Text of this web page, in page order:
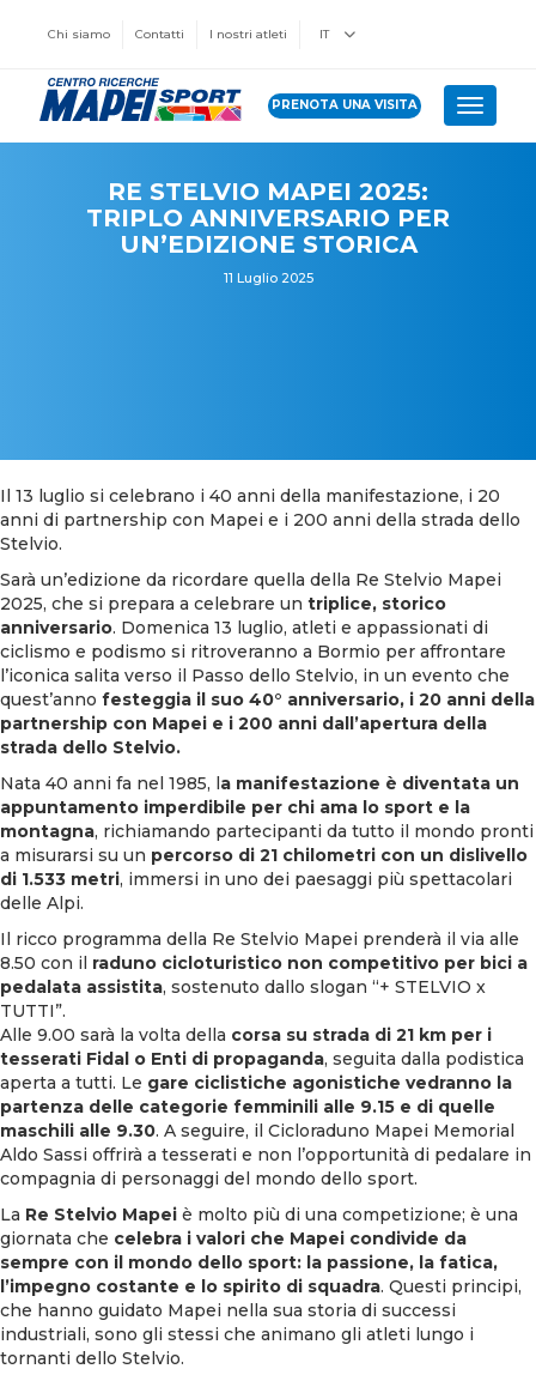
Chi siamo Contatti I nostri atleti IT
PRENOTA UNA VISITA Toggle
RE STELVIO MAPEI 2025:
TRIPLO ANNIVERSARIO PER
UN’EDIZIONE STORICA
11 Luglio 2025
Il 13 luglio si celebrano i 40 anni della manifestazione, i 20
anni di partnership con Mapei e i 200 anni della strada dello
Stelvio.
Sarà un’edizione da ricordare quella della Re Stelvio Mapei
2025, che si prepara a celebrare un triplice, storico
anniversario. Domenica 13 luglio, atleti e appassionati di
ciclismo e podismo si ritroveranno a Bormio per affrontare
l’iconica salita verso il Passo dello Stelvio, in un evento che
quest’anno festeggia il suo 40° anniversario, i 20 anni della
partnership con Mapei e i 200 anni dall’apertura della
strada dello Stelvio.
Nata 40 anni fa nel 1985, la manifestazione è diventata un
appuntamento imperdibile per chi ama lo sport e la
montagna, richiamando partecipanti da tutto il mondo pronti
a misurarsi su un percorso di 21 chilometri con un dislivello
di 1.533 metri, immersi in uno dei paesaggi più spettacolari
delle Alpi.
Il ricco programma della Re Stelvio Mapei prenderà il via alle
8.50 con il raduno cicloturistico non competitivo per bici a
pedalata assistita, sostenuto dallo slogan “+ STELVIO x
TUTTI”.
Alle 9.00 sarà la volta della corsa su strada di 21 km per i
tesserati Fidal o Enti di propaganda, seguita dalla podistica
aperta a tutti. Le gare ciclistiche agonistiche vedranno la
partenza delle categorie femminili alle 9.15 e di quelle
maschili alle 9.30. A seguire, il Cicloraduno Mapei Memorial
Aldo Sassi offrirà a tesserati e non l’opportunità di pedalare in
compagnia di personaggi del mondo dello sport.
La Re Stelvio Mapei è molto più di una competizione; è una
giornata che celebra i valori che Mapei condivide da
sempre con il mondo dello sport: la passione, la fatica,
l’impegno costante e lo spirito di squadra. Questi principi,
che hanno guidato Mapei nella sua storia di successi
industriali, sono gli stessi che animano gli atleti lungo i
tornanti dello Stelvio.